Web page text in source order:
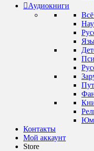
Аудиокниги
Контакты
Мой аккаунт
Store